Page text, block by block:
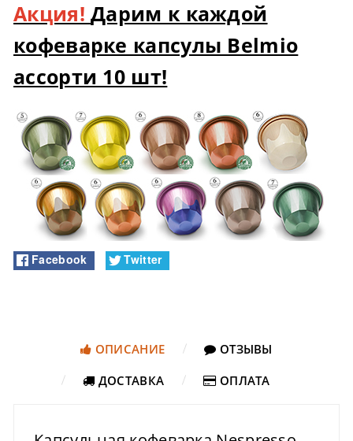
Акция!Дарим к каждой
кофеварке капсулы Belmio
ассорти 10 шт!
Facebook Twitter
ОПИСАНИЕ
ОТЗЫВЫ
ДОСТАВКА
ОПЛАТА